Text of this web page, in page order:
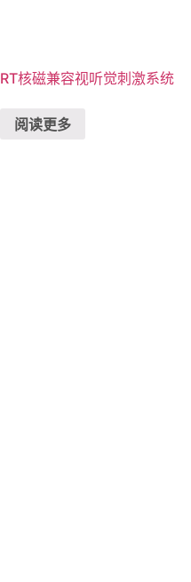
RT核磁兼容视听觉刺激系统
阅读更多